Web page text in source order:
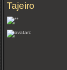
Tajeiro